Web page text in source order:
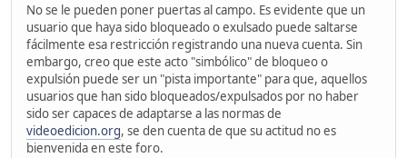
No se le pueden poner puertas al campo. Es evidente que un
usuario que haya sido bloqueado o exulsado puede saltarse
fácilmente esa restricción registrando una nueva cuenta. Sin
embargo, creo que este acto "simbólico" de bloqueo o
expulsión puede ser un "pista importante" para que, aquellos
usuarios que han sido bloqueados/expulsados por no haber
sido ser capaces de adaptarse a las normas de
videoedicion.org, se den cuenta de que su actitud no es
bienvenida en este foro.